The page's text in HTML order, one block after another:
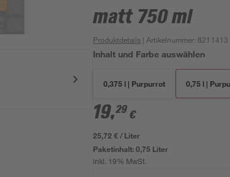
matt 750 ml
Produktdetails | Artikelnummer: 8211413
Inhalt und Farbe auswählen
0,375 l | Purpurrot 0,75 l |
19,29 €
25,72 € / Liter
Paketinhalt:0,75 Liter
inkl. 19% MwSt.